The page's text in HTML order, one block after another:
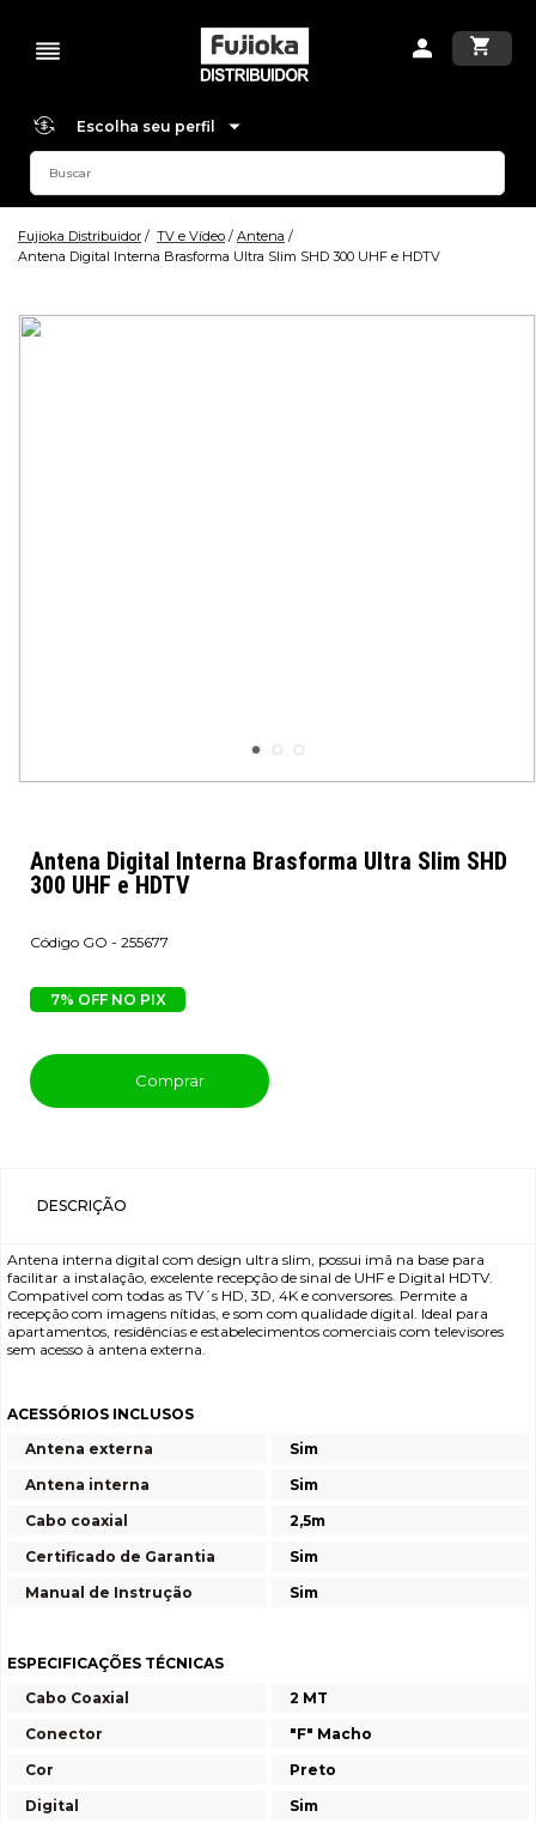
Escolha seu perfil
Fujioka Distribuidor TV e Vídeo
Antena
Antena Digital Interna Brasforma Ultra Slim SHD 300 UHF e HDTV
Antena Digital Interna Brasforma Ultra Slim SHD
300 UHF e HDTV
GO - 255677
7% OFF NO PIX
Comprar
DESCRIÇÃO
Antena interna digital com design ultra slim, possui imã na base para
facilitar a instalação, excelente recepção de sinal de UHF e Digital HDTV.
Compativel com todas as TV´s HD, 3D, 4K e conversores. Permite a
recepção com imagens nítidas, e som com qualidade digital. Ideal para
apartamentos, residências e estabelecimentos comerciais com televisores
sem acesso à antena externa.
ACESSÓRIOS INCLUSOS
Antena externa
Sim
Antena interna
Sim
Cabo coaxial
2,5m
Certificado de Garantia
Sim
Manual de Instrução
Sim
ESPECIFICAÇÕES TÉCNICAS
Cabo Coaxial
2 MT
Conector
"F" Macho
Cor
Preto
Digital
Sim